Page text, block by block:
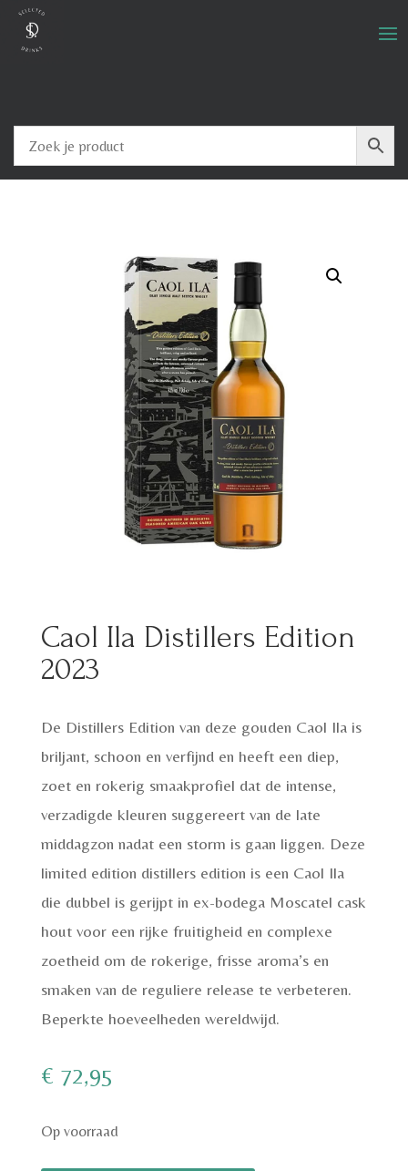
Caol Ila Distillers Edition
2023
De Distillers Edition van deze gouden Caol Ila is
briljant, schoon en verfijnd en heeft een diep,
zoet en rokerig smaakprofiel dat de intense,
verzadigde kleuren suggereert van de late
middagzon nadat een storm is gaan liggen. Deze
limited edition distillers edition is een Caol Ila
die dubbel is gerijpt in ex-bodega Moscatel cask
hout voor een rijke fruitigheid en complexe
zoetheid om de rokerige, frisse aroma’s en
smaken van de reguliere release te verbeteren.
Beperkte hoeveelheden wereldwijd.
€ 72,95
Op voorraad